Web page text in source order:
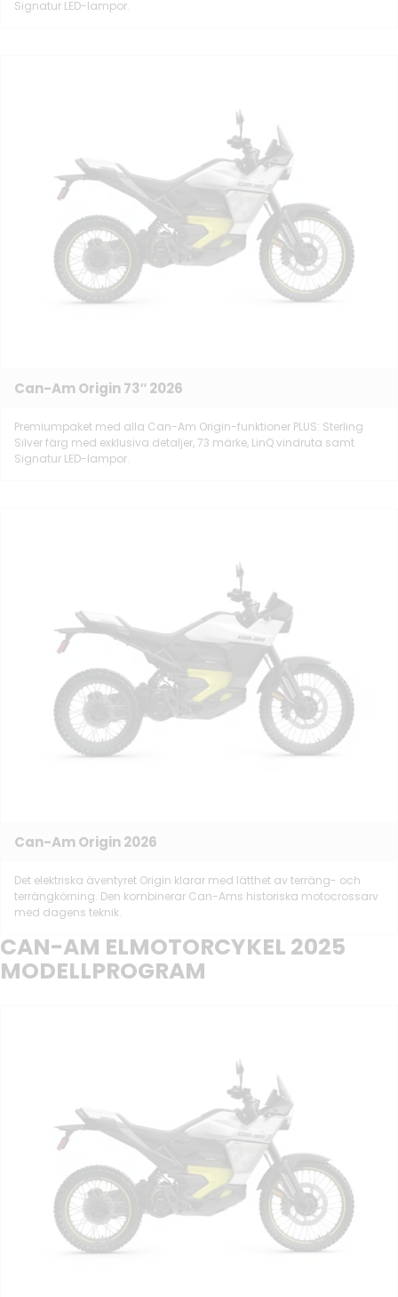
Signatur LED-lampor.
Can-Am Origin 73″ 2026
Premiumpaket med alla Can-Am Origin-funktioner PLUS: Sterling
Silver färg med exklusiva detaljer, 73 märke, LinQ vindruta samt
Signatur LED-lampor.
Can-Am Origin 2026
Det elektriska äventyret Origin klarar med lätthet av terräng- och
terrängkörning. Den kombinerar Can-Ams historiska motocrossarv
med dagens teknik.
CAN-AM ELMOTORCYKEL 2025
MODELLPROGRAM